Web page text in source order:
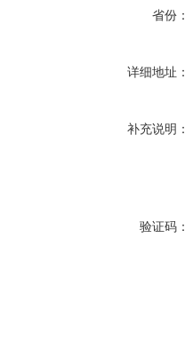
省份：
详细地址：
补充说明：
验证码：